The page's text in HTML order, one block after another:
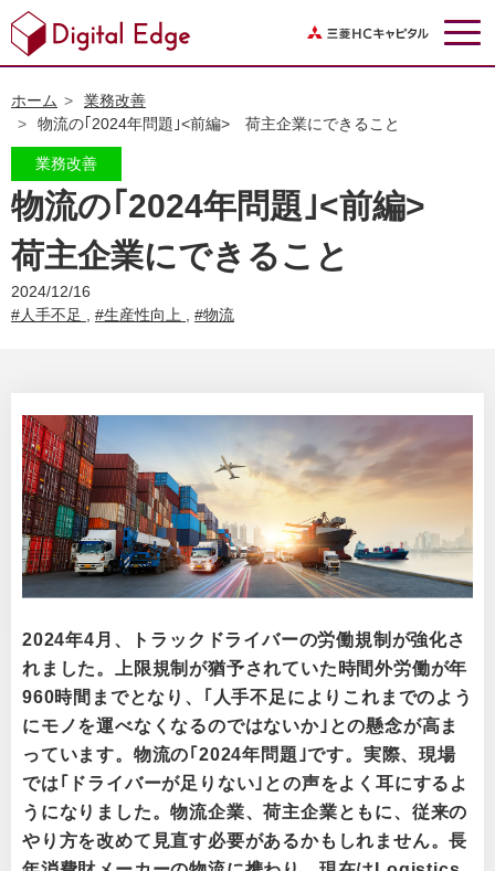
ホーム
業務改善
物流の｢2024年問題｣<前編> 荷主企業にできること
物流の｢2024年問題｣<前編>
荷主企業にできること
2024/12/16
#人手不足
#生産性向上 #物流
2024年4月、トラックドライバーの労働規制が強化さ
れました。上限規制が猶予されていた時間外労働が年
960時間までとなり、｢人手不足によりこれまでのよう
にモノを運べなくなるのではないか｣との懸念が高ま
っています。物流の｢2024年問題｣です。実際、現場
では｢ドライバーが足りない｣との声をよく耳にするよ
うになりました。物流企業、荷主企業ともに、従来の
やり方を改めて見直す必要があるかもしれません。長